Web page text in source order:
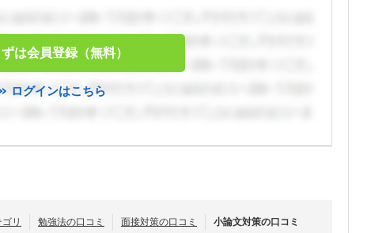
ずは会員登録（無料）
ログインはこちら
リ 勉強法の口コミ 面接対策の口コミ 小論文対策の口コミ